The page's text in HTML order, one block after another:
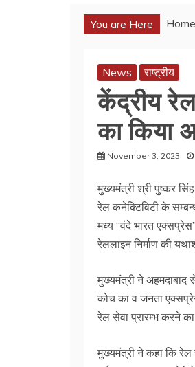
You are Here Home
News राष्ट्रीय
केंद्रीय
का किया
November 3, 2023
मुख्यमंत्री श्री पुष्कर
रेल कनेक्टिविटी के
मध्य “वंदे भारत
रेललाइन निर्माण की
मुख्यमंत्री ने अहमदाबाद
कोच का व जनता
रेल सेवा प्रारम्भ करने
मुख्यमंत्री ने कहा कि रेल